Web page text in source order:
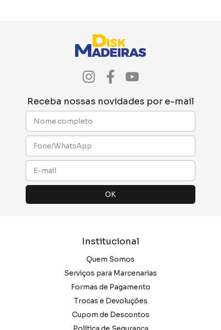
Receba nossas novidades por e-mail
Institucional
Quem Somos
Serviços para Marcenarias
Formas de Pagamento
Trocas e Devoluções
Cupom de Descontos